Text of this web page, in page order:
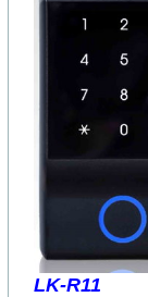
LK-R11